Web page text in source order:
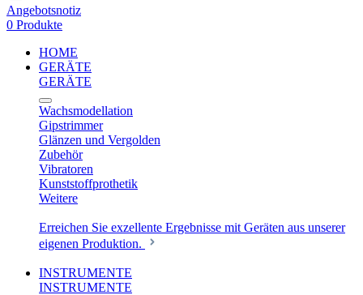
Angebotsnotiz
0 Produkte
HOME
GERÄTE
GERÄTE
Wachsmodellation
Gipstrimmer
Glänzen und Vergolden
Zubehör
Vibratoren
Kunststoffprothetik
Weitere
Erreichen Sie exzellente Ergebnisse mit Geräten aus unserer
eigenen Produktion.
INSTRUMENTE
INSTRUMENTE